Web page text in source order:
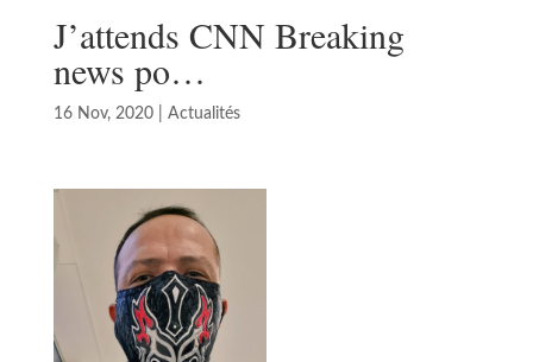
J’attends CNN Breaking
news po…
16 Nov, 2020| Actualités